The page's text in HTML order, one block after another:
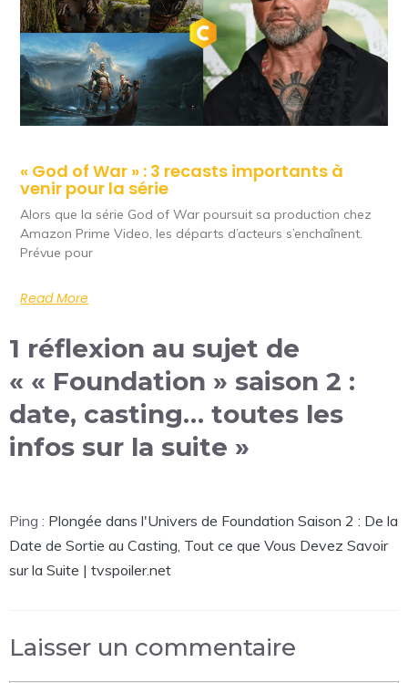
« God of War » : 3 recasts importants à
venir pour la série
Alors que la série God of War poursuit sa production chez
Amazon Prime Video, les départs d’acteurs s’enchaînent.
Prévue pour
Read More
1 réflexion au sujet de
« « Foundation » saison 2 :
date, casting… toutes les
infos sur la suite »
Ping : Plongée dans l'Univers de Foundation Saison 2 : De la
Date de Sortie au Casting, Tout ce que Vous Devez Savoir
sur la Suite | tvspoiler.net
Laisser un commentaire